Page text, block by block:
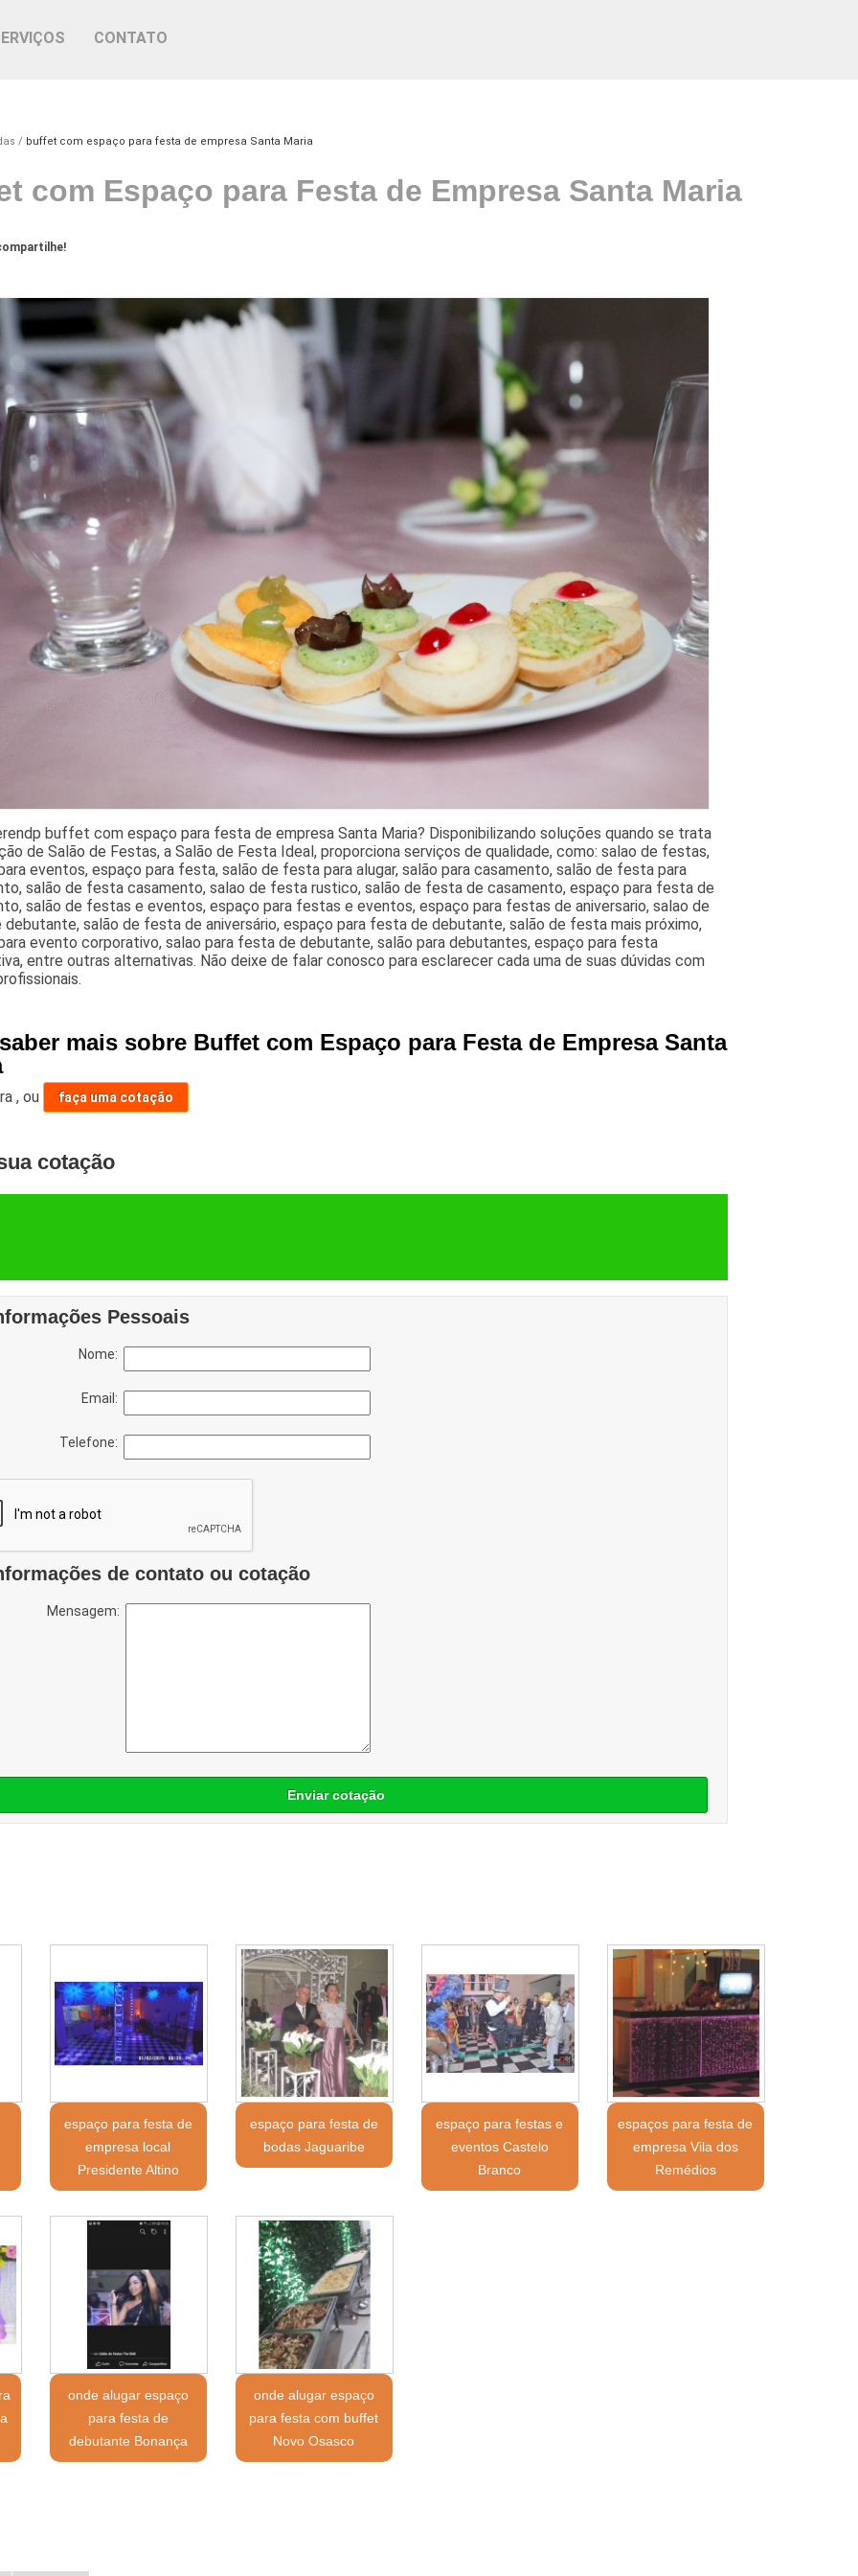
CONTATO
buffet com espaço para festa de empresa Santa Maria
com Espaço para Festa de Empresa Santa Maria
buffet com espaço para festa de empresa Santa Maria? Disponibilizando soluções quando se trata
de Salão de Festas, a Salão de Festa Ideal, proporciona serviços de qualidade, como: salao de festas,
eventos, espaço para festa, salão de festa para alugar, salão para casamento, salão de festa para
salão de festa casamento, salao de festa rustico, salão de festa de casamento, espaço para festa de
salão de festas e eventos, espaço para festas e eventos, espaço para festas de aniversario, salao de
salão de festa de aniversário, espaço para festa de debutante, salão de festa mais próximo,
evento corporativo, salao para festa de debutante, salão para debutantes, espaço para festa
entre outras alternativas. Não deixe de falar conosco para esclarecer cada uma de suas dúvidas com
mais sobre Buffet com Espaço para Festa de Empresa Santa
,ou faça uma cotação
cotação
Pessoais
Nome:
Email:
Telefone:
de contato ou cotação
Mensagem:
Enviar cotação
espaço para festa de
empresa local
Presidente Altino
espaço para festa de
bodas Jaguaribe
espaço para festas e
eventos Castelo
Branco
espaços para festa de
empresa Vila dos
Remédios
onde alugar espaço
para festa de
debutante Bonança
onde alugar espaço
para festa com buffet
Novo Osasco